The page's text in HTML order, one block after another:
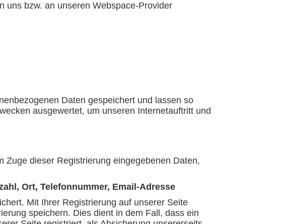
uns bzw. an unseren Webspace-Provider
Daten gespeichert und lassen so
ausgewertet, um unseren Internetauftritt und
dieser Registrierung eingegebenen Daten,
Ort, Telefonnummer, Email-Adresse
Mit Ihrer Registrierung auf unserer Seite
speichern. Dies dient in dem Fall, dass ein